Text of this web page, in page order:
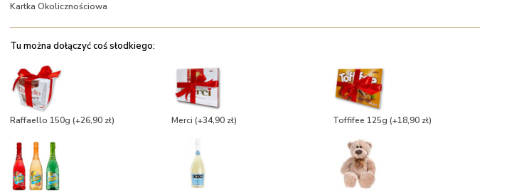
Kartka Okolicznościowa
Tu można dołączyć coś słodkiego:
Raffaello 150g (+26,90 zł) Merci (+34,90 zł) Toffifee 125g (+18,90 zł)